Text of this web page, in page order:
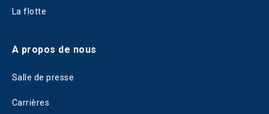
La flotte
A propos de nous
Salle de presse
Carrières